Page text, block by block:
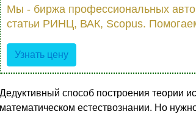
Мы - биржа профессиональных
статьи РИНЦ, ВАК, Scopus.
Узнать цену
Дедуктивный способ построения теории
математическом естест­вознании. Но